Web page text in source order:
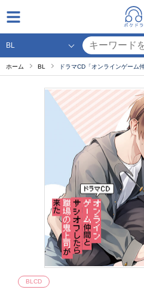
ホーム BL ドラマCD「オンラインゲーム仲間とサシオフし
BLCD